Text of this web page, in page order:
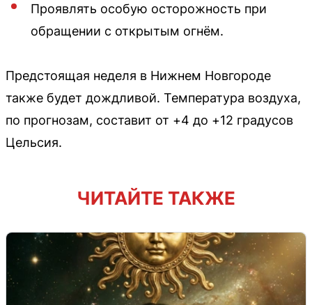
Проявлять особую осторожность при
обращении с открытым огнём.
Предстоящая неделя в Нижнем Новгороде
также будет дождливой. Температура воздуха,
по прогнозам, составит от +4 до +12 градусов
Цельсия.
ЧИТАЙТЕ ТАКЖЕ